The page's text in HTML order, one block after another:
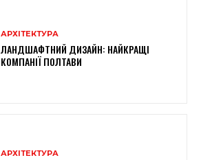
АРХІТЕКТУРА
ЛАНДШАФТНИЙ ДИЗАЙН: НАЙКРАЩІ
КОМПАНІЇ ПОЛТАВИ
АРХІТЕКТУРА